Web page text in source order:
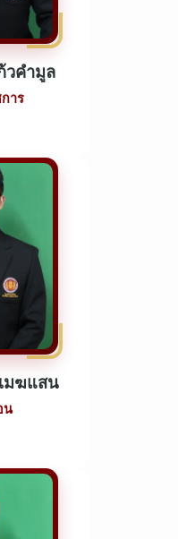
คำมูล
าร
มฆแสน
น